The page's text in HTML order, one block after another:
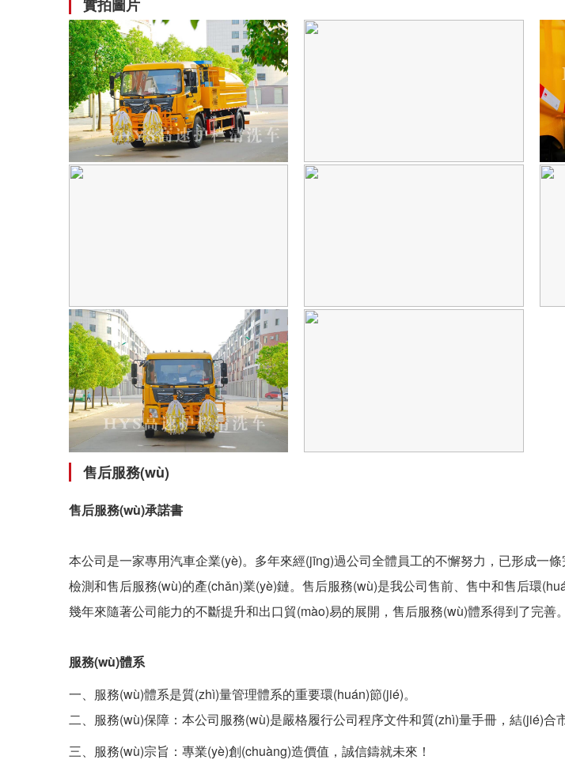
實拍圖片
售后服務(wù)
售后服務(wù)承諾書
本公司是一家專用汽車企業(yè)。多年來經(jīng)過公司全體員工的不懈努力，已形成一
檢測和售后服務(wù)的產(chǎn)業(yè)鏈。售后服務(wù)是我公司售前、售中和售后環
幾年來隨著公司能力的不斷提升和出口貿(mào)易的展開，售后服務(wù)體系得到了完善。
服務(wù)體系
一、服務(wù)體系是質(zhì)量管理體系的重要環(huán)節(jié)。
二、服務(wù)保障：本公司服務(wù)是嚴格履行公司程序文件和質(zhì)量手冊，結(jié)合
三、服務(wù)宗旨：專業(yè)創(chuàng)造價值，誠信鑄就未來！